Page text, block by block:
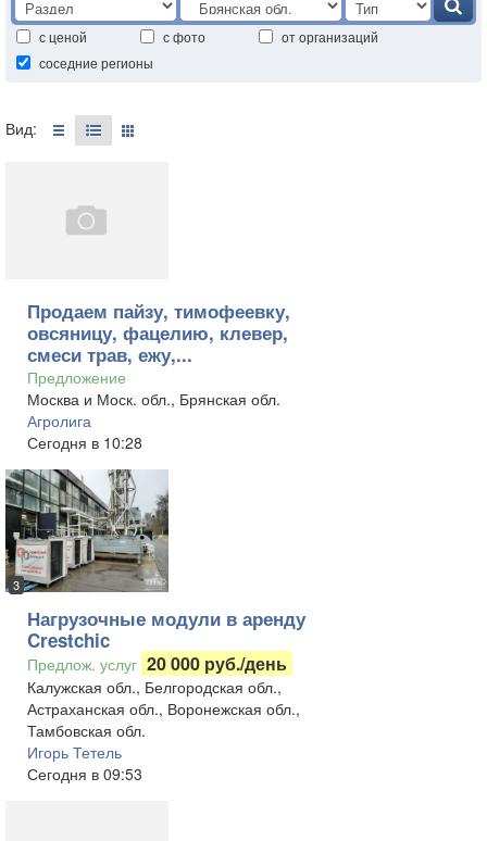
с ценой с фото
от организаций
соседние регионы
Вид:
Продаем пайзу, тимофеевку,
овсяницу, фацелию, клевер,
смеси трав, ежу,...
Предложение
Москва и Моск. обл., Брянская обл.
Агролига
Сегодня в 10:28
3
Нагрузочные модули в аренду
Crestchic
Предлож. услуг 20 000 руб./день
Калужская обл., Белгородская обл.,
Астраханская обл., Воронежская обл.,
Тамбовская обл.
Игорь Тетель
Сегодня в 09:53